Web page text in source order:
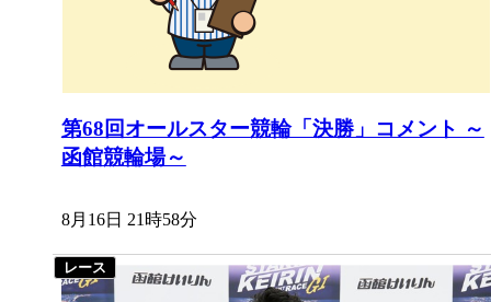
第68回オールスター競輪「決勝」コメント ～
函館競輪場～
8月16日 21時58分